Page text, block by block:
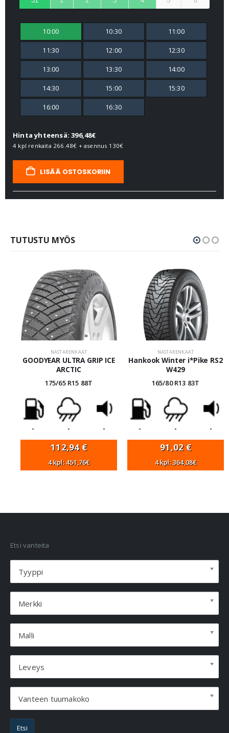
10:00 10:30 11:00
11:30 12:00 12:30
13:00 13:30 14:00
14:30 15:00 15:30
16:00 16:30
Hinta yhteensä: 396,48€
4 kpl renkaita 266.48€ + asennus 130€
LISÄÄ OSTOSKORIIN
TUTUSTU MYÖS
NASTARENKAAT
GOODYEAR ULTRA GRIP ICE
ARCTIC
175/65 R15 88T
- - -
112,94 €
4 kpl: 451,76€
NASTARENKAAT
Hankook Winter i*Pike RS2
W429
165/80 R13 83T
- - -
91,02 €
4 kpl: 364,08€
Etsi vanteita
Tyyppi
Merkki
Malli
Leveys
Vanteen tuumakoko
Etsi